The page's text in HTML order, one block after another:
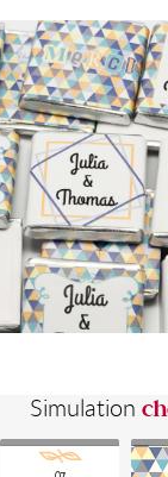
Simulation